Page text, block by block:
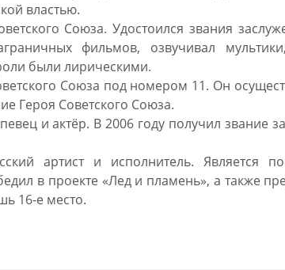
властью.
Союза. Удостоился звания
фильмов, озвучивал
были лирическими.
Союза под номером 11. Он
Героя Советского Союза.
и актёр. В 2006 году получил звание
артист и исполнитель. Является
в проекте «Лед и пламень», а также
16-е место.